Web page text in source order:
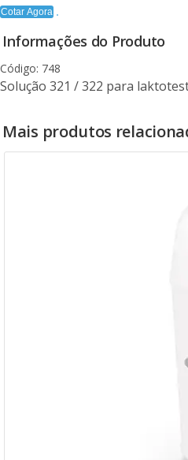
Cotar Agora
Informações do Produto
Código: 748
Solução 321 / 322 para
Mais produtos